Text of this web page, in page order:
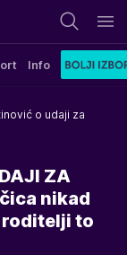
Info
o udaji za
ZA
nikad
to